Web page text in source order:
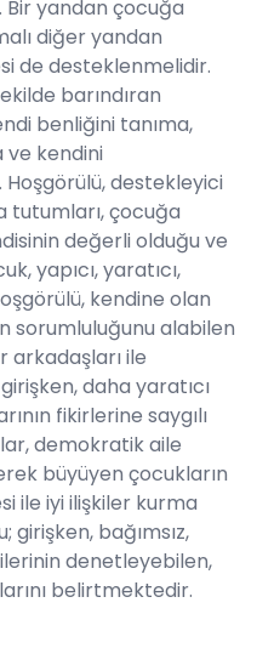
Bir yandan çocuğa
diğer yandan
de desteklenmelidir.
barındıran
benliğini tanıma,
ve kendini
destekleyici
çocuğa
değerli olduğu ve
yapıcı, yaratıcı,
kendine olan
sorumluluğunu alabilen
arkadaşları ile
daha yaratıcı
fikirlerine saygılı
demokratik aile
büyüyen çocukların
ile iyi ilişkiler kurma
bağımsız,
denetleyebilen,
belirtmektedir.